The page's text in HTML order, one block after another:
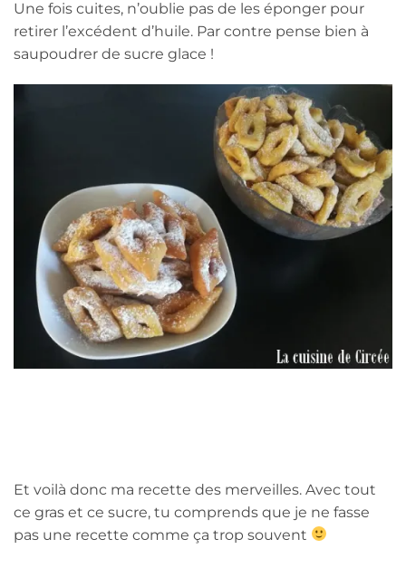
Une fois cuites, n’oublie pas de les éponger pour
retirer l’excédent d’huile. Par contre pense bien à
saupoudrer de sucre glace !
Et voilà donc ma recette des merveilles. Avec tout
ce gras et ce sucre, tu comprends que je ne fasse
pas une recette comme ça trop souvent